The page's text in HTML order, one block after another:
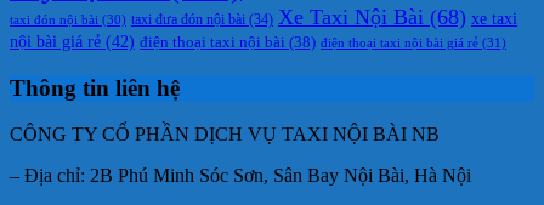
taxi đón nội bài (30) taxi đưa đón nội bài (34) Xe Taxi Nội Bài (68) xe taxi
nội bài giá rẻ (42) điện thoại taxi nội bài (38) điện thoại taxi nội bài giá rẻ (31)
Thông tin liên hệ
CÔNG TY CỔ PHẦN DỊCH VỤ TAXI NỘI BÀI NB
– Địa chỉ: 2B Phú Minh Sóc Sơn, Sân Bay Nội Bài, Hà Nội